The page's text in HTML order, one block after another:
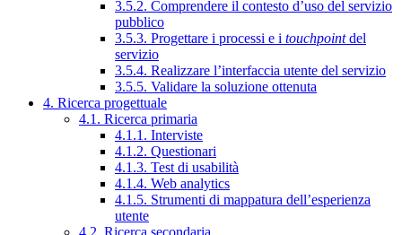
3.5.2. Comprendere il contesto d’uso del servizio
pubblico
3.5.3. Progettare i processi e i touchpointdel
servizio
3.5.4. Realizzare l’interfaccia utente del servizio
3.5.5. Validare la soluzione ottenuta
4. Ricerca progettuale
4.1. Ricerca primaria
4.1.1. Interviste
4.1.2. Questionari
4.1.3. Test di usabilità
4.1.4. Web analytics
4.1.5. Strumenti di mappatura dell’esperienza
utente
4.2. Ricerca secondaria